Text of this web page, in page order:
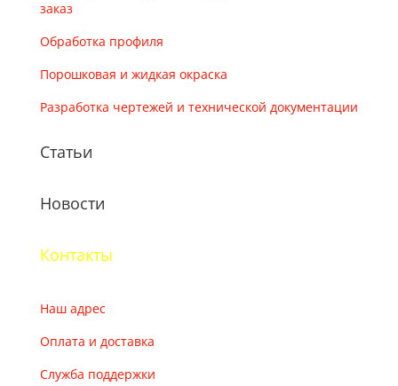
заказ
Обработка профиля
Порошковая и жидкая окраска
Разработка чертежей и технической документации
Статьи
Новости
Контакты
Наш адрес
Оплата и доставка
Служба поддержки